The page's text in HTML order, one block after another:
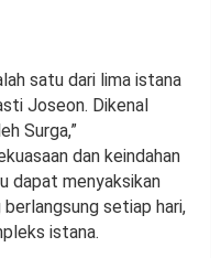
satu dari lima istana
Joseon. Dikenal
Surga,”
dan keindahan
dapat menyaksikan
setiap hari,
istana.